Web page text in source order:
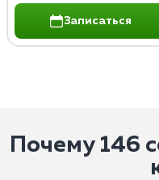
Записаться
Почему 146